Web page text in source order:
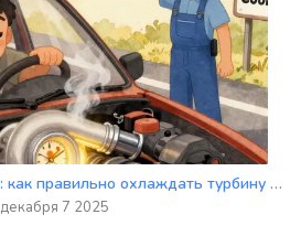
Обслуживание турбины: как правильно охлаждать турбину после поездки и зачем нужна задержка на холостом ходу
декабря 7 2025